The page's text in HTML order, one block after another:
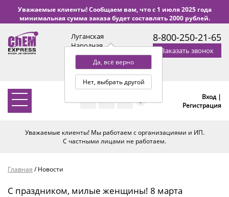
Уважаемые клиенты! Сообщаем вам, что с 1 июля 2025 года
минимальная сумма заказа будет составлять 2000 рублей.
Луганская
Народная
Республика
Да, всё верно
Нет, выбрать другой
с 9:00 до 18:00 по Уфе
(+2 МСК)
8-800-250-21-65
Заказать звонок
0
Вход |
Регистрация
Уважаемые клиенты! Мы работаем с организациями и ИП.
С частными лицами не работаем.
Главная /Новости
С праздником, милые женщины! 8 марта